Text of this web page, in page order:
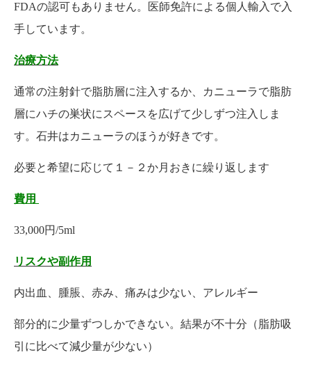
FDAの認可もありません。医師免許による個人輸入で入
手しています。
治療方法
通常の注射針で脂肪層に注入するか、カニューラで脂肪
層にハチの巣状にスペースを広げて少しずつ注入しま
す。石井はカニューラのほうが好きです。
必要と希望に応じて１－２か月おきに繰り返します
費用
33,000円/5ml
リスクや副作用
内出血、腫脹、赤み、痛みは少ない、アレルギー
部分的に少量ずつしかできない。結果が不十分（脂肪吸
引に比べて減少量が少ない）